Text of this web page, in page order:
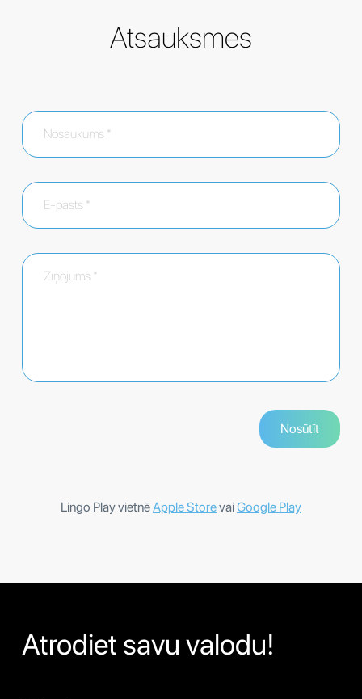
Atsauksmes
Lingo Play vietnēApple StorevaiGoogle Play
Atrodiet savu valodu!